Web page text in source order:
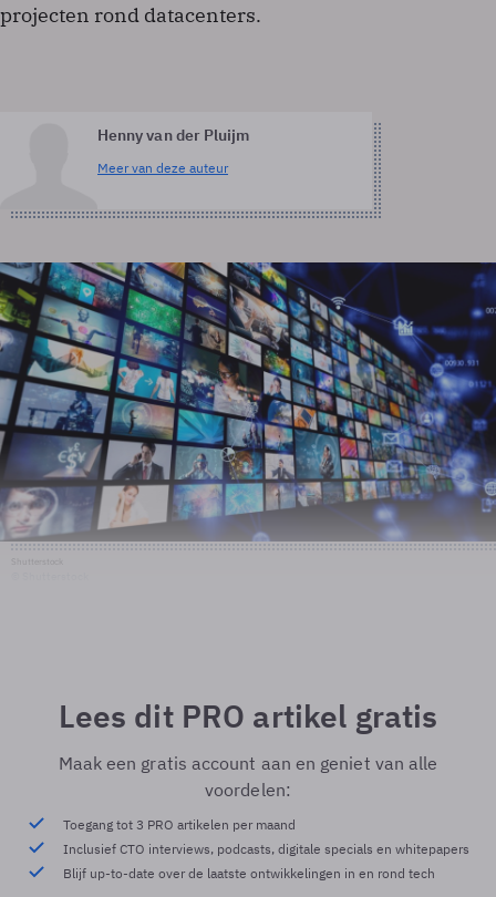
projecten rond datacenters.
Henny van der Pluijm
Meer van deze auteur
Lees dit PRO artikel gratis
Maak een gratis account aan en geniet van alle
voordelen:
Toegang tot 3 PRO artikelen per maand
Inclusief CTO interviews, podcasts, digitale specials en whitepapers
Blijf up-to-date over de laatste ontwikkelingen in en rond tech